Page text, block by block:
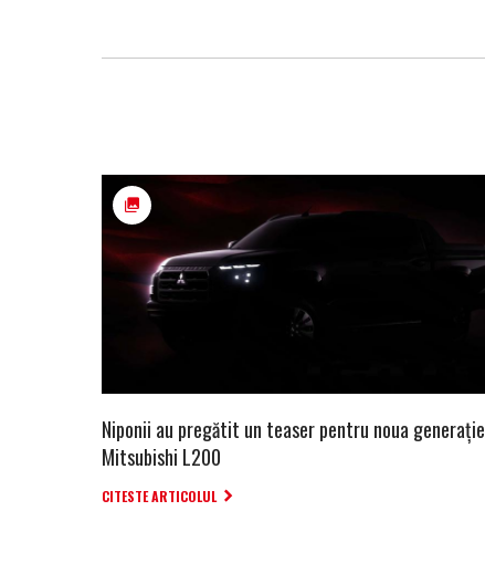
Niponii au pregătit un teaser pentru noua generație
Mitsubishi L200
CITESTE ARTICOLUL